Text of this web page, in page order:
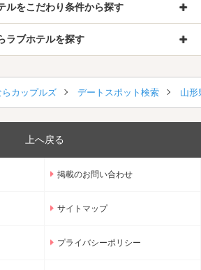
ルをこだわり条件から探す
ラブホテルを探す
カップルズ デートスポット検索 山形
上へ戻る
掲載のお問い合わせ
サイトマップ
プライバシーポリシー